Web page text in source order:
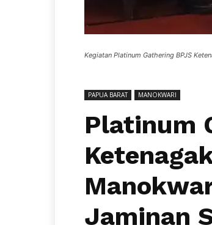
Kegiatan Platinum Gathering BPJS
PAPUA BARAT MANOKWARI
Platinum
Jaminan